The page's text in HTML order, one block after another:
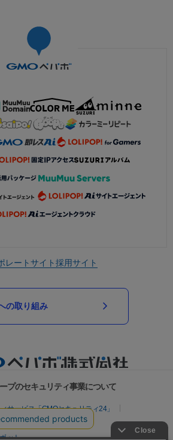
レートサイト採用サイト
の取り組み
プのセキュリティ事業について
サービス「GMOセキュリティ24」
イトリスク診断
ット